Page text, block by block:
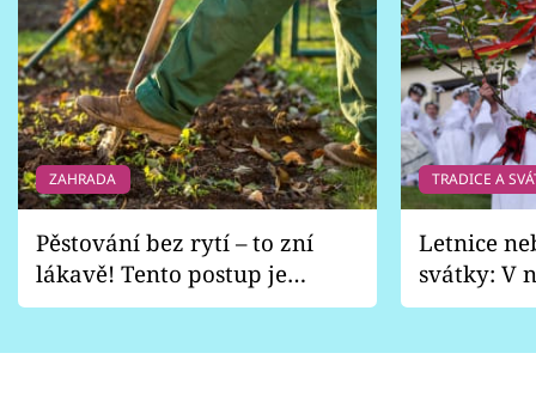
ZAHRADA
Pěstování bez rytí – to zní
lákavě! Tento postup je
vhodný jen pro některé
TRADICE A
Letnice
svátky: V
pondělí